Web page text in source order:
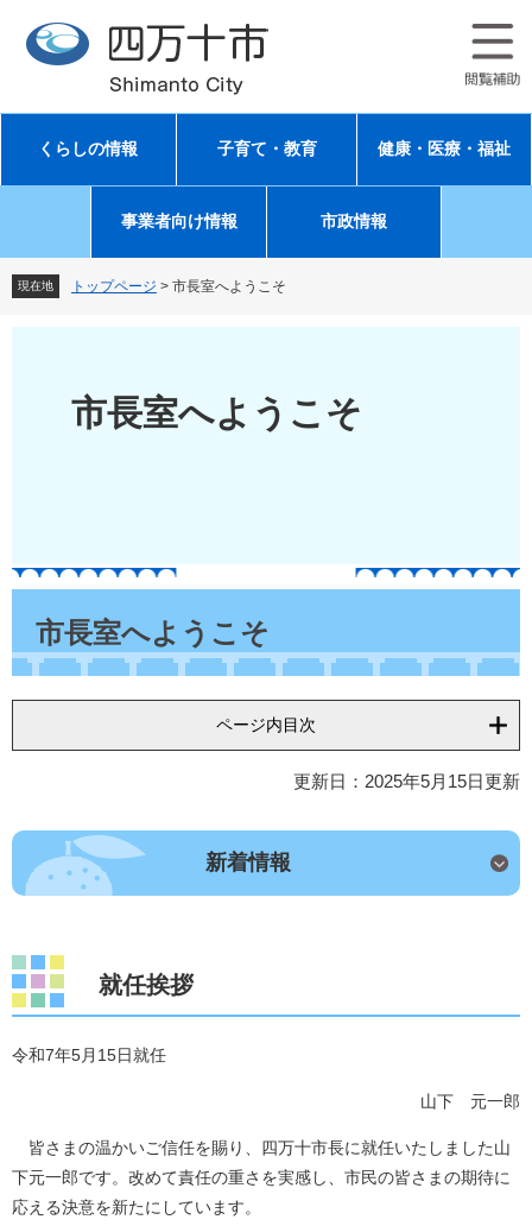
先
す
を
し
文
くらしの情報 子育て・教育 健康・医療・福祉
事業者向け情報 市政情報
現在地 トップページ > 市長室へようこそ
市長室へようこそ
市長室へようこそ
ページ内目次
更新日：2025年5月15日更新
新着情報
就任挨拶
令和7年5月15日就任
山下 元一郎
皆さまの温かいご信任を賜り、四万十市長に就任いたしました山
下元一郎です。改めて責任の重さを実感し、市民の皆さまの期待に
応える決意を新たにしています。